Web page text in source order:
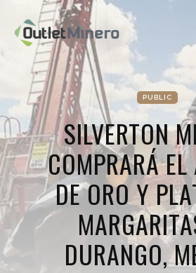
PUBLIC
SILVERTON
COMPRARÁ
DE ORO Y
DURANGO,